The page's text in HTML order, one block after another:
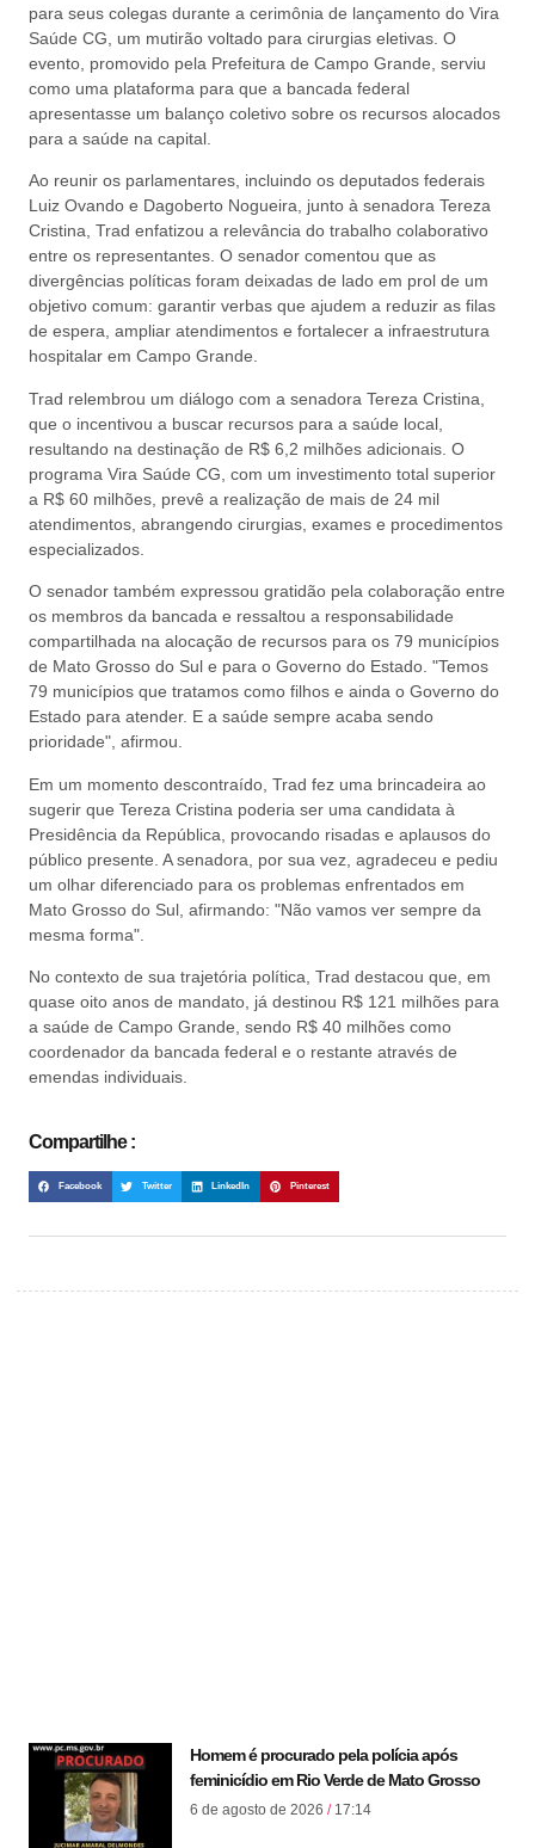
para seus colegas durante a cerimônia de lançamento do Vira
Saúde CG, um mutirão voltado para cirurgias eletivas. O
evento, promovido pela Prefeitura de Campo Grande, serviu
como uma plataforma para que a bancada federal
apresentasse um balanço coletivo sobre os recursos alocados
para a saúde na capital.
Ao reunir os parlamentares, incluindo os deputados federais
Luiz Ovando e Dagoberto Nogueira, junto à senadora Tereza
Cristina, Trad enfatizou a relevância do trabalho colaborativo
entre os representantes. O senador comentou que as
divergências políticas foram deixadas de lado em prol de um
objetivo comum: garantir verbas que ajudem a reduzir as filas
de espera, ampliar atendimentos e fortalecer a infraestrutura
hospitalar em Campo Grande.
Trad relembrou um diálogo com a senadora Tereza Cristina,
que o incentivou a buscar recursos para a saúde local,
resultando na destinação de R$ 6,2 milhões adicionais. O
programa Vira Saúde CG, com um investimento total superior
a R$ 60 milhões, prevê a realização de mais de 24 mil
atendimentos, abrangendo cirurgias, exames e procedimentos
especializados.
O senador também expressou gratidão pela colaboração entre
os membros da bancada e ressaltou a responsabilidade
compartilhada na alocação de recursos para os 79 municípios
de Mato Grosso do Sul e para o Governo do Estado. "Temos
79 municípios que tratamos como filhos e ainda o Governo do
Estado para atender. E a saúde sempre acaba sendo
prioridade", afirmou.
Em um momento descontraído, Trad fez uma brincadeira ao
sugerir que Tereza Cristina poderia ser uma candidata à
Presidência da República, provocando risadas e aplausos do
público presente. A senadora, por sua vez, agradeceu e pediu
um olhar diferenciado para os problemas enfrentados em
Mato Grosso do Sul, afirmando: "Não vamos ver sempre da
mesma forma".
No contexto de sua trajetória política, Trad destacou que, em
quase oito anos de mandato, já destinou R$ 121 milhões para
a saúde de Campo Grande, sendo R$ 40 milhões como
coordenador da bancada federal e o restante através de
emendas individuais.
Compartilhe :
Facebook Twitter LinkedIn Pinterest
Homem é procurado pela polícia após
feminicídio em Rio Verde de Mato Grosso
6 de agosto de 2026 17:14